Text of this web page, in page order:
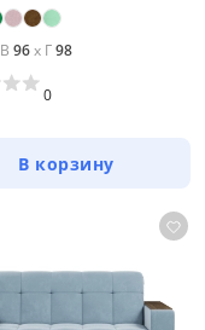
В 96x Г98
0
В корзину